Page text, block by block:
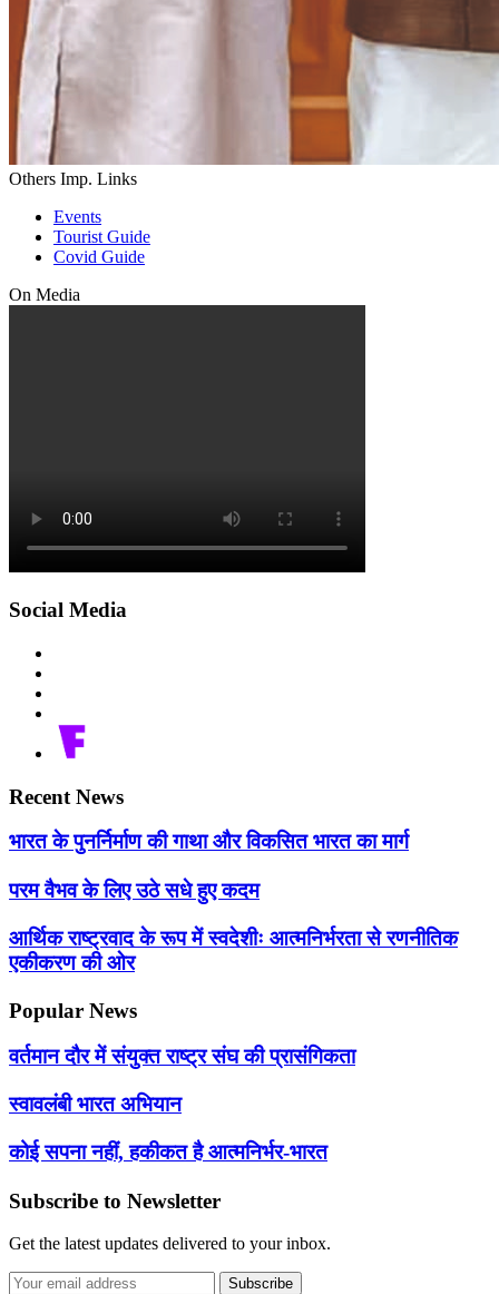
Others Imp. Links
Events
Tourist Guide
Covid Guide
On Media
Social Media
Recent News
भारत के पुनर्निर्माण की गाथा और विकसित भारत का मार्ग
परम वैभव के लिए उठे सधे हुए कदम
आर्थिक राष्ट्रवाद के रूप में स्वदेशीः आत्मनिर्भरता से रणनीतिक
एकीकरण की ओर
Popular News
वर्तमान दौर में संयुक्त राष्ट्र संघ की प्रासंगिकता
स्वावलंबी भारत अभियान
कोई सपना नहीं, हकीकत है आत्मनिर्भर-भारत
Subscribe to Newsletter
Get the latest updates delivered to your inbox.
Subscribe